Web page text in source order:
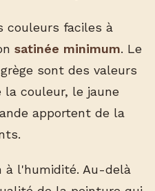
couleurs faciles à
satinée minimum. Le
sont des valeurs
la couleur, le jaune
apportent de la
à l'humidité. Au-delà